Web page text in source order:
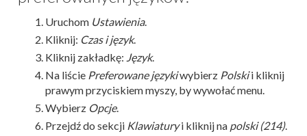
Uruchom Ustawienia.
Kliknij: Czas i język.
Kliknij zakładkę: Język.
Na liście Preferowane językiwybierz Polskii kliknij
prawym przyciskiem myszy, by wywołać menu.
Wybierz Opcje.
Przejdź do sekcji Klawiaturyi kliknij na polski (214).